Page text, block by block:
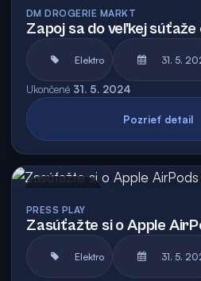
DM DROGERIE MARKT
Zapoj sa do veľkej
Elektro 31. 5.
Ukončené 31. 5. 2024
Pozrieť detail
PRESS PLAY
Zasúťažte si o Apple
Elektro 31. 5.